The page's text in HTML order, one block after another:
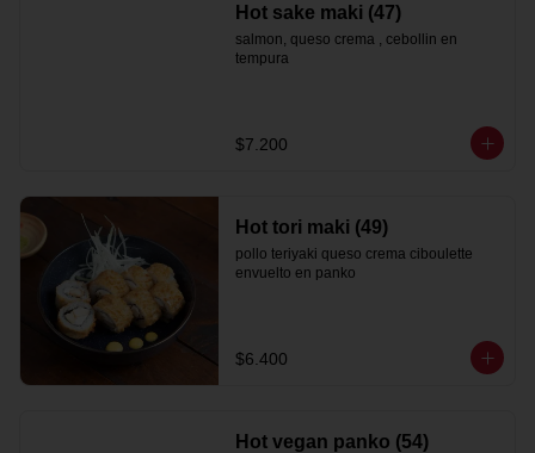
Hot sake maki (47)
salmon, queso crema , cebollin en
tempura
$7.200
Hot tori maki (49)
pollo teriyaki queso crema ciboulette
envuelto en panko
$6.400
Hot vegan panko (54)